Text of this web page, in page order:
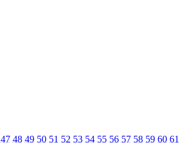
47 48 49 50 51 52 53 54 55 56 57 58 59 60 61